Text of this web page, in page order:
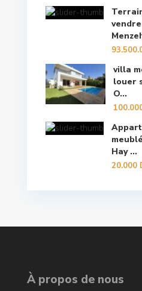
villa
louer
O...
Hay ...
20.000
À propos de nous